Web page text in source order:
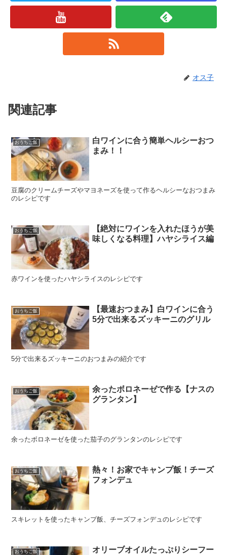
オス子
関連記事
おうちご飯
白ワインに合う簡単ヘルシーおつ
まみ！！
豆腐のクリームチーズやマヨネーズを使って作るヘルシーなおつまみ
のレシピです
おうちご飯
【絶対にワインを入れたほうが美
味しくなる料理】ハヤシライス編
赤ワインを使ったハヤシライスのレシピです
おうちご飯
【最速おつまみ】白ワインに合う
5分で出来るズッキーニのグリル
5分で出来るズッキーニのおつまみの紹介です
おうちご飯
余ったボロネーゼで作る【ナスの
グランタン】
余ったボロネーゼを使った茄子のグランタンのレシピです
おうちご飯
熱々！お家でキャンプ飯！チーズ
フォンデュ
スキレットを使ったキャンプ飯、チーズフォンデュのレシピです
おうちご飯
オリーブオイルたっぷりシーフー